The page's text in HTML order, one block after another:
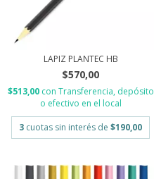
LAPIZ PLANTEC HB
$570,00
$513,00 con Transferencia, depósito
o efectivo en el local
3 cuotas sin interés de $190,00